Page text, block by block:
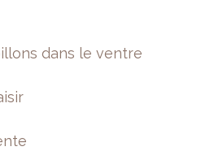
dans le ventre